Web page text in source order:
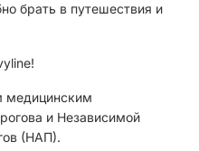
брать в путешествия и
медицинским
и Независимой
(НАП).